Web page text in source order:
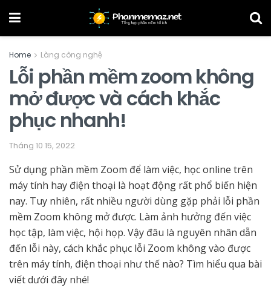
Home Làng công nghệ
Lỗi phần mềm zoom không
mở được và cách khắc
phục nhanh!
Tháng 10 15, 2022
Sử dụng phần mềm Zoom để làm việc, học online trên
máy tính hay điện thoại là hoạt động rất phổ biến hiện
nay. Tuy nhiên, rất nhiều người dùng gặp phải lỗi phần
mềm Zoom không mở được. Làm ảnh hưởng đến việc
học tập, làm việc, hội họp. Vậy đâu là nguyên nhân dẫn
đến lỗi này, cách khắc phục lỗi Zoom không vào được
trên máy tính, điện thoại như thế nào? Tìm hiểu qua bài
viết dưới đây nhé!